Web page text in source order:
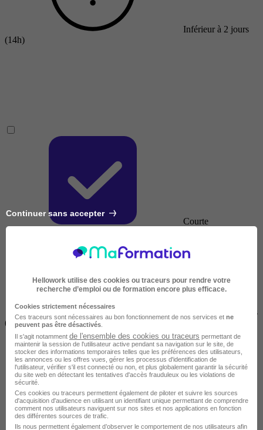
Inférieur à 2 jours
(14h)
Courte
2 jours à 2 semaines
(14h à 70h)
Continuer sans accepter
Hellowork utilise des cookies ou traceurs pour rendre votre
recherche d’emploi ou de formation encore plus efficace.
Cookies strictement nécessaires
Ces traceurs sont nécessaires au bon fonctionnement de nos services et ne
peuvent pas être désactivés
Il s'agit notamment de l'ensemble des cookies ou traceurs permettant de
maintenir la session de l'utilisateur active pendant sa navigation sur le site, de
stocker des informations temporaires telles que les préférences des utilisateurs,
les annonces ou les offres vues, gérer les processus d'identification de
l'utilisateur, vérifier s'il est connecté ou non, et plus globalement garantir la sécurité
du site web en détectant les tentatives d'accès frauduleux ou les violations de
sécurité.
Ces cookies ou traceurs permettent également de piloter et suivre les sources
d'acquisition d'audience en utilisant un identifiant unique permettant de comprendre
comment nos utilisateurs naviguent sur nos sites et nos applications en fonction
des différentes sources de trafic.
Ils nous permettent également d’observer le comportement de nos utilisateurs afin